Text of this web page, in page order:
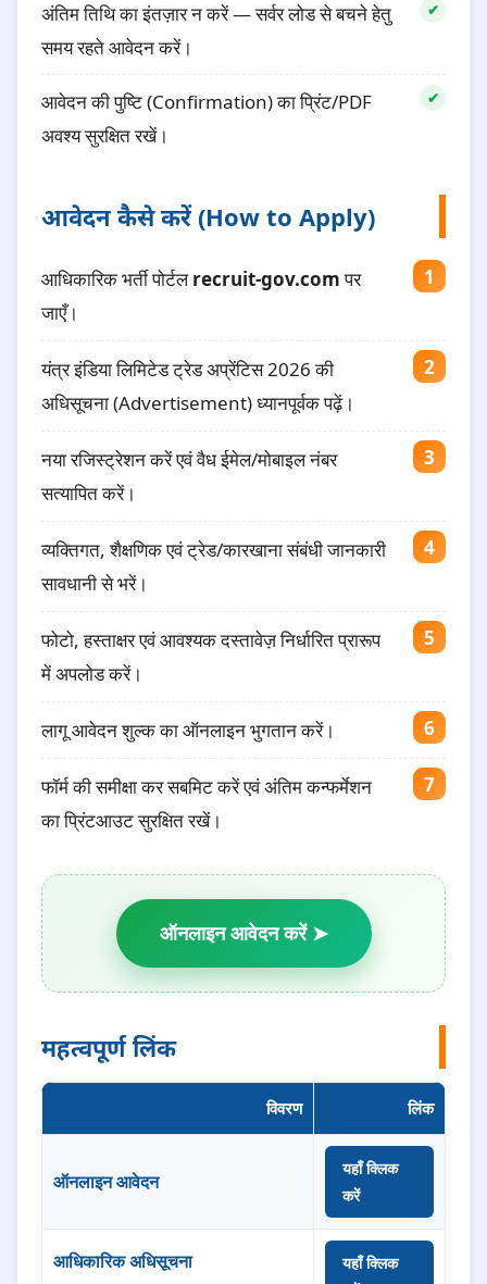
अंतिम तिथि का इंतज़ार न करें — सर्वर लोड से बचने हेतु
समय रहते आवेदन करें।
आवेदन की पुष्टि (Confirmation) का प्रिंट/PDF
अवश्य सुरक्षित रखें।
आवेदन कैसे करें (How to Apply)
आधिकारिक भर्ती पोर्टलrecruit-gov.comपर
जाएँ।
यंत्र इंडिया लिमिटेड ट्रेड अप्रेंटिस 2026 की
अधिसूचना (Advertisement) ध्यानपूर्वक पढ़ें।
नया रजिस्ट्रेशन करें एवं वैध ईमेल/मोबाइल नंबर
सत्यापित करें।
व्यक्तिगत, शैक्षणिक एवं ट्रेड/कारखाना संबंधी जानकारी
सावधानी से भरें।
फोटो, हस्ताक्षर एवं आवश्यक दस्तावेज़ निर्धारित प्रारूप
में अपलोड करें।
लागू आवेदन शुल्क का ऑनलाइन भुगतान करें।
फॉर्म की समीक्षा कर सबमिट करें एवं अंतिम कन्फर्मेशन
का प्रिंटआउट सुरक्षित रखें।
ऑनलाइन आवेदन करें ➤
महत्वपूर्ण लिंक
विवरण लिंक
ऑनलाइन आवेदन
यहाँ क्लिक
करें
आधिकारिक अधिसूचना
यहाँ क्लिक